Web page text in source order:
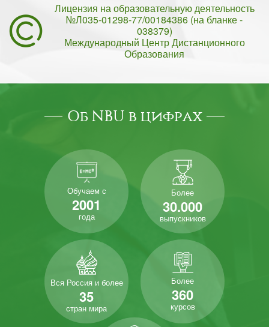
Лицензия на образовательную деятельность
№Л035-01298-77/00184386 (на бланке -
038379)
Международный Центр Дистанционного
Образования
Об NBU в цифрах
Обучаем с
2001
года
Более
30.000
выпускников
Вся Россия и более
35
стран мира
Более
360
курсов